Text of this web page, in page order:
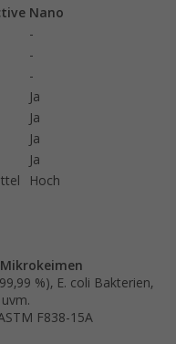
Nano
-
-
-
Ja
Ja
Ja
Ja
Hoch
%), E. coli Bakterien,
F838-15A